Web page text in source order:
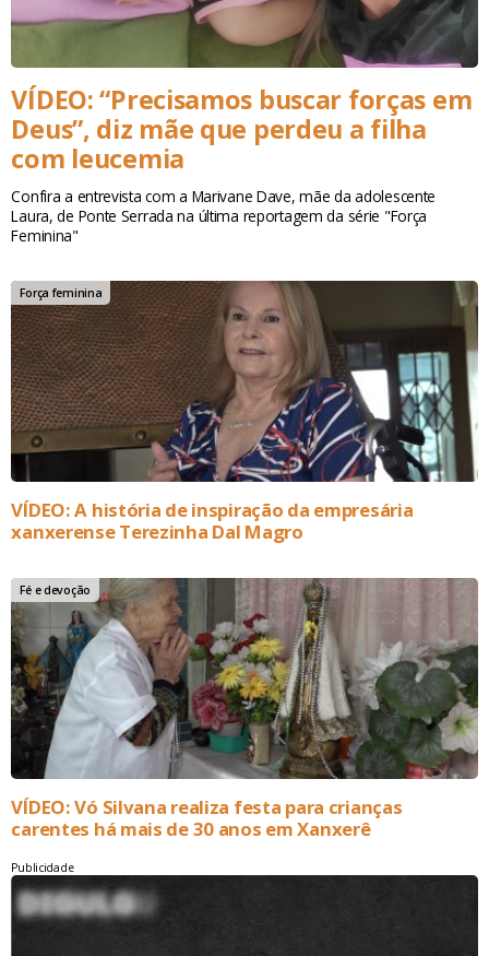
VÍDEO: “Precisamos buscar forças em
Deus”, diz mãe que perdeu a filha
com leucemia
Confira a entrevista com a Marivane Dave, mãe da adolescente
Laura, de Ponte Serrada na última reportagem da série "Força
Feminina"
Força feminina
VÍDEO: A história de inspiração da empresária
xanxerense Terezinha Dal Magro
Fé e devoção
VÍDEO: Vó Silvana realiza festa para crianças
carentes há mais de 30 anos em Xanxerê
Publicidade